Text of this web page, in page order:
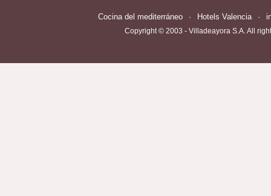
Cocina del mediterráneo · Hotels Valencia ·
Copyright © 2003 - Villadeayora S.A. All